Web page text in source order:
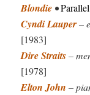
Blondie •
Cyndi Lauper–
[1983]
Dire Straits–
[1978]
Elton John –